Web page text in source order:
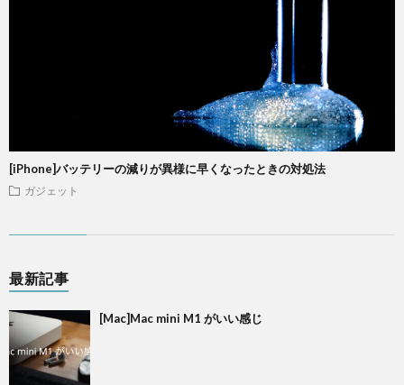
[iPhone]バッテリーの減りが異様に早くなったときの対処法
ガジェット
最新記事
[Mac]Mac mini M1 がいい感じ